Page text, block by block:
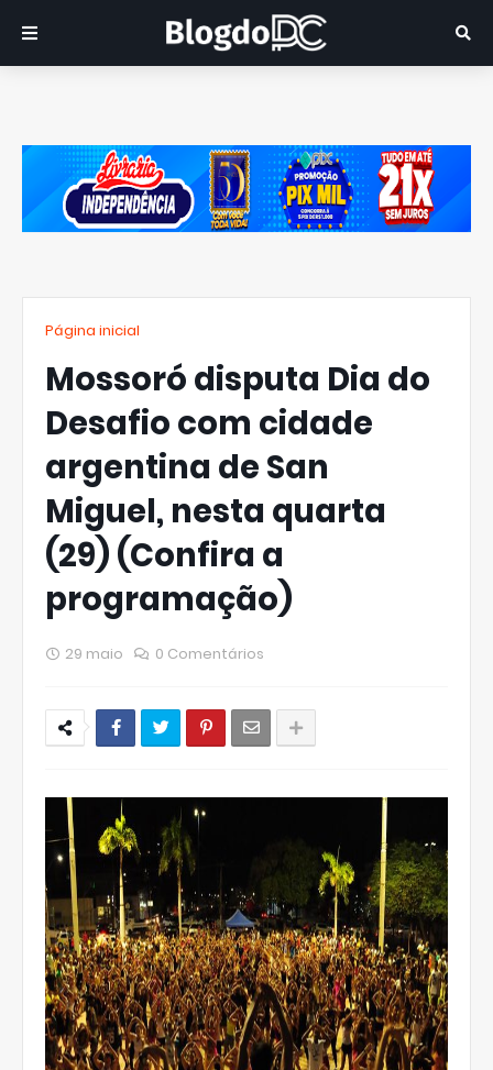
Página inicial
Mossoró disputa Dia do
Desafio com cidade
argentina de San
Miguel, nesta quarta
(29) (Confira a
programação)
29 maio 0 Comentários